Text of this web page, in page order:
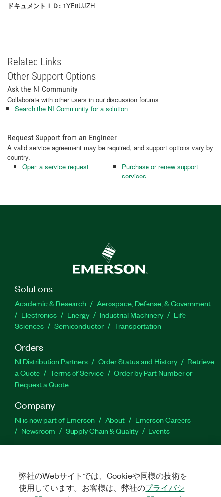
ドキュメントＩＤ: 1YE8UJZH
Related Links
Other Support Options
Ask the NI Community
Collaborate with other users in our discussion forums
Search the NI Community for a solution
Request Support from an Engineer
A valid service agreement may be required, and support options vary by
country.
Open a service request
Purchase or renew support
services
Solutions
Academic & Research
Aerospace, Defense, & Government
Electronics
Energy Industrial Machinery
Life
Sciences
Semiconductor Transportation
Orders
NI Distribution Partners Order Status and History
Retrieve
a Quote
Terms of Service
Order by Part Number or
Request a Quote
Company
NI is now part of Emerson About
Emerson Careers
Newsroom
Supply Chain & Quality Events
Activate a Product
Submit a Service Request
Site
Feedback
弊社のWebサイトでは、Cookieや同様の技術を
使用しています。お客様は、弊社のプライバシ